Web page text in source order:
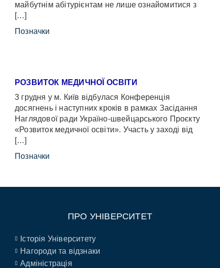
майбутнім абітурієнтам не лише ознайомитися з
[…]
Позначки
РОЗВИТОК МЕДИЧНОЇ ОСВІТИ
3 грудня у м. Київ відбулася Конференція
досягнень і наступних кроків в рамках Засідання
Наглядової ради Україно-швейцарського Проєкту
«Розвиток медичної освіти». Участь у заході від
[…]
Позначки
ПРО УНІВЕРСИТЕТ
Історія Університету
Нагороди та відзнаки
Адміністрація